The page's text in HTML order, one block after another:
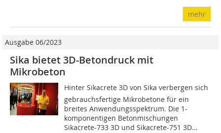
mehr
Ausgabe 06/2023
Sika bietet 3D-Betondruck mit
Mikrobeton
Hinter Sikacrete 3D von Sika verbergen sich
gebrauchsfertige Mikrobetone für ein
breites Anwendungsspektrum. Die 1-
komponentigen Betonmischungen
Sikacrete-733 3D und Sikacrete-751 3D...